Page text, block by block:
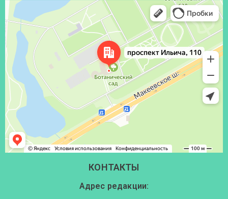
Донецк
Проспект Ильича, 110 — Яндекс Карты
КОНТАКТЫ
Адрес редакции: